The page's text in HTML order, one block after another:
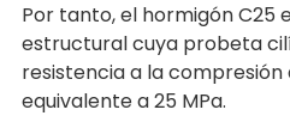
Por tanto, el hormigón C25
estructural cuya probeta
resistencia a la compresión
equivalente a 25 MPa.